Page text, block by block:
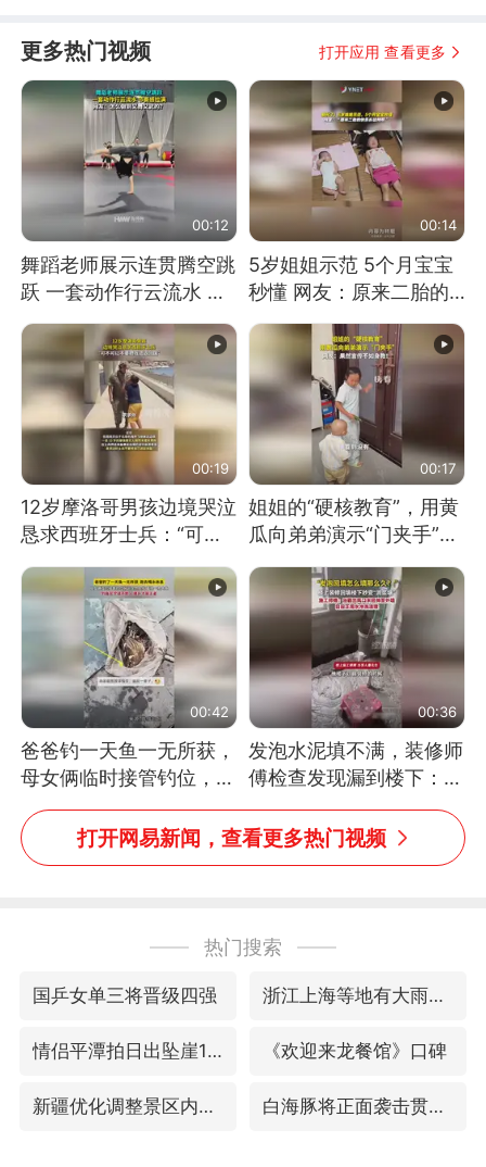
更多热门视频 打开应用 查看更多
00:12
舞蹈老师展示连贯腾空跳
跃 一套动作行云流水 节
奏感拉满 网友：怎么做
到又舞又武的？
00:14
5岁姐姐示范 5个月宝宝
秒懂 网友：原来二胎的
快乐长这样
00:19
12岁摩洛哥男孩边境哭泣
恳求西班牙士兵：“可不
可以不要把我遣返回国”
00:17
姐姐的“硬核教育”，用黄
瓜向弟弟演示“门夹手”，
网友：果然言传不如身
教！
00:42
爸爸钓一天鱼一无所获，
母女俩临时接管钓位，用
玩具鱼竿钓上大鱼
00:36
发泡水泥填不满，装修师
傅检查发现漏到楼下：出
风口未延伸到外墙
打开网易新闻，查看更多热门视频
热门搜索
国乒女单三将晋级四强 浙江上海等地有大雨或暴雨
情侣平潭拍日出坠崖1死1伤 《欢迎来龙餐馆》口碑
新疆优化调整景区内自驾服务费 白海豚将正面袭击贯穿浙江